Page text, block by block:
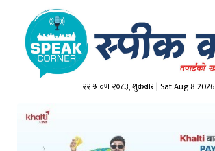
२२ श्रावण २०८३, शुक्रबार | Sat Aug 8 2026